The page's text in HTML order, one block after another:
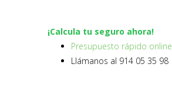
¡Calcula tu seguro ahora!
Presupuesto rápido online
Llámanos al 914 05 35 98